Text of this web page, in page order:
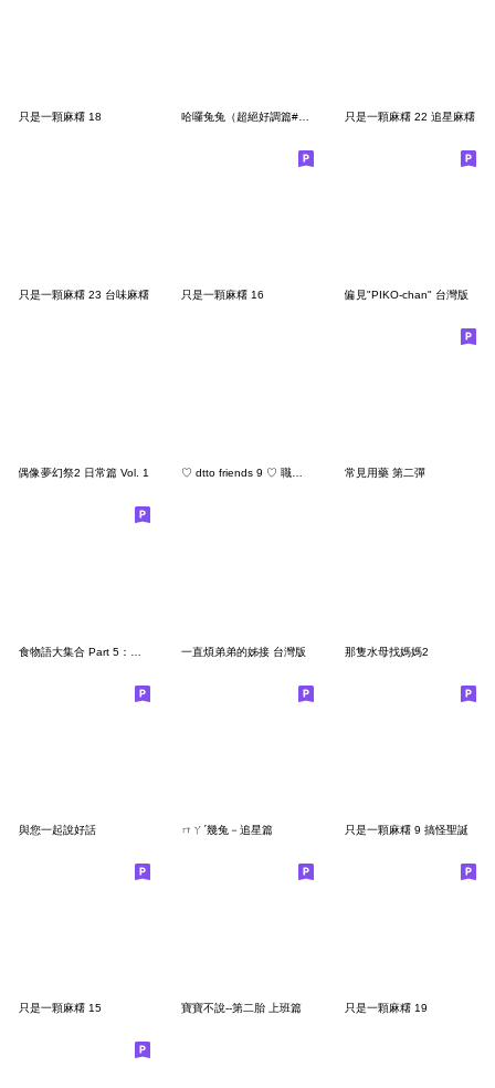
只是一顆麻糬 18 只是一顆麻糬 22 追星麻糬
只是一顆麻糬 23 台味麻糬 只是一顆麻糬 16 偏見"PIKO-chan" 台灣版
偶像夢幻祭2 日常篇 Vol. 1 ♡ dtto friends 9 ♡ 職場鬼故事 常見用藥 第二彈
一直煩弟弟的姊接 台灣版 那隻水母找媽媽2
與您一起說好話 ㄇㄚˊ幾兔－追星篇 只是一顆麻糬 9 搞怪聖誕
只是一顆麻糬 15 寶寶不說--第二胎 上班篇 只是一顆麻糬 19